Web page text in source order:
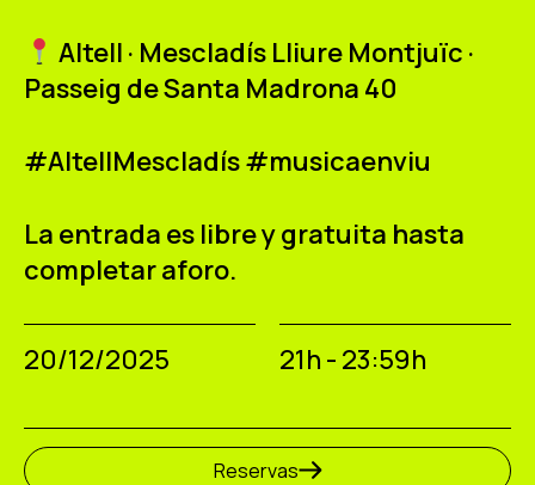
Altell · Mescladís Lliure Montjuïc ·
Passeig de Santa Madrona 40
#AltellMescladís #musicaenviu
La entrada es libre y gratuita hasta
completar aforo.
20/12/2025 21h - 23:59h
Reservas